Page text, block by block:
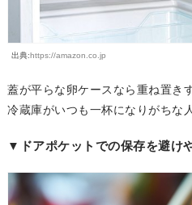
出典: https://amazon.co.jp
蓋が平らな卵ケースなら重ね置き
冷蔵庫がいつも一杯になりがちな
▼ドアポケットでの保存を避け